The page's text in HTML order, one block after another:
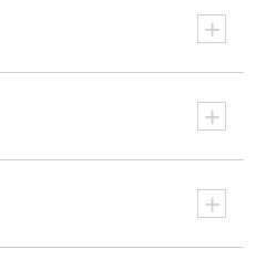
+
+
+